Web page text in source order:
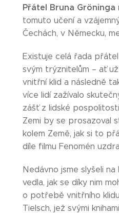
Přátel Bruna
tomuto učení a
Čechách, v Německu,
Existuje celá řada
svým trýznitelům – ať
vnitřní klid a následně
více lidí zažívalo
zášť z lidské
Zemi by se prosazoval
kolem Země, jak si to
díle filmu Fenomén
Nedávno jsme slyšeli
vedla, jak se díky nim
o potřebě vnitřního klidu
Tielsch, jež svými